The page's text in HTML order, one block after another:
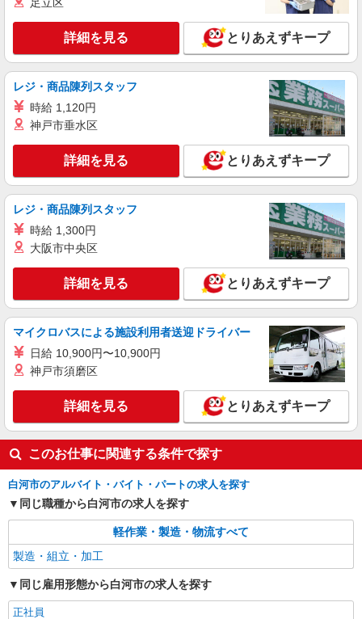
株式会社テクノ・サービス/お仕事No/0917802
電子部品の組立など
時給1050円交通費全額支給
福島県白河市 ＊車・バイク通勤OK
詳細を見る
派遣社員
株式会社綜合キャリアオプション（1314VJ0805G8★17-N-T4）
半導体部品のセット・切削・穴あけ・寸法検
時給1,140円 交通費：既定支給
福島県白河市
キープ 詳細を見る
詳細を見る とりあえずキープ
レジ・商品陳列スタッフ
時給 1,120円
神戸市垂水区
詳細を見る とりあえずキープ
レジ・商品陳列スタッフ
時給 1,300円
大阪市中央区
詳細を見る とりあえずキープ
マイクロバスによる施設利用者送迎ドライバー
日給 10,900円〜10,900円
神戸市須磨区
詳細を見る とりあえずキープ
このお仕事に関連する条件で探す
白河市のアルバイト・バイト・パートの求人を探す
同じ職種から白河市の求人を探す
軽作業・製造・物流すべて
製造・組立・加工
同じ雇用形態から白河市の求人を探す
正社員